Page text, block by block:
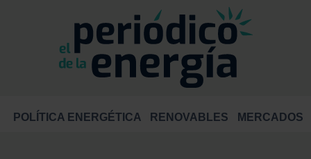
POLÍTICA ENERGÉTICA RENOVABLES MERCADOS